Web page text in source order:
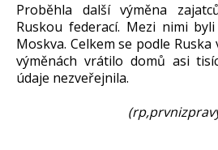
Proběhla další výměna
Ruskou federací. Mezi nimi
Moskva. Celkem se podle
výměnách vrátilo domů asi
údaje nezveřejnila.